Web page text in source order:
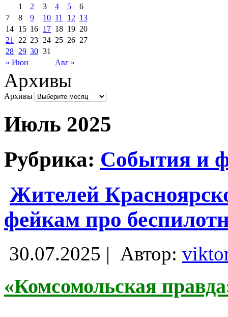
« Июн Авг »
1 2 3 4 5
6
7
8 9 10 11 12 13
14 15 16 17 18 19 20
21
22 23 24 25 26 27
28 29 30 31
Архивы
Архивы
Июль 2025
Рубрика: События и
Жителей
фейкам про
30.07.2025 | Автор:
«Комсомольская